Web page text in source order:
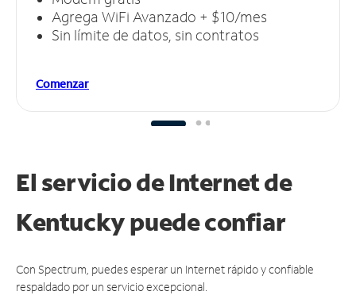
Agrega WiFi Avanzado + $10/mes
Sin límite de datos, sin contratos
Comenzar
El servicio de Internet de
Kentucky puedeconfiar
Con Spectrum, puedes esperar un Internet rápido y confiable
respaldado por un servicio excepcional.